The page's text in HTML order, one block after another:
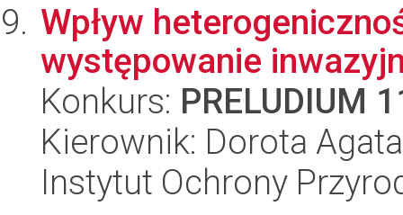
Wpływ
występowanie
Konkurs: PRELUDIUM
Kierownik: Dorota
Instytut Ochrony